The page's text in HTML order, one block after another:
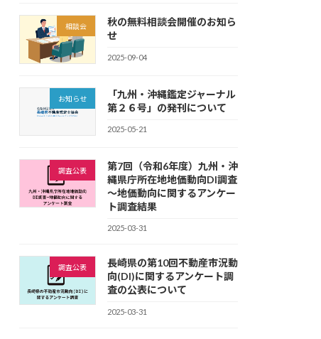
相談会
秋の無料相談会開催のお知ら
せ
2025-09-04
お知らせ
「九州・沖縄鑑定ジャーナル
第２６号」の発刊について
2025-05-21
調査公表
第7回（令和6年度）九州・沖
縄県庁所在地地価動向DI調査
～地価動向に関するアンケー
ト調査結果
2025-03-31
調査公表
長崎県の第10回不動産市況動
向(DI)に関するアンケート調
査の公表について
2025-03-31